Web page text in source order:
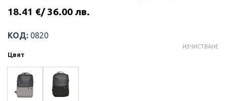
18.41 €/ 36.00 лв.
КОД: 0820
Цвят
ИЗЧИСТВАНЕ